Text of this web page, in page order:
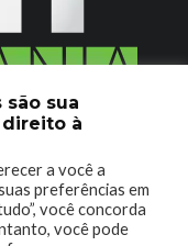
Reservados.
sua
à
a você a
preferências em
você concorda
você pode